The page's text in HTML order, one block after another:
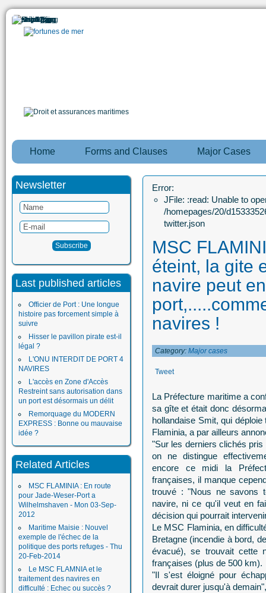
Home Forms and Clauses Major Cases
Newsletter
Last published articles
Officier de Port : Une longue
histoire pas forcement simple à
suivre
Hisser le pavillon pirate est-il
légal ?
L'ONU INTERDIT DE PORT 4
NAVIRES
L'accès en Zone d'Accès
Restreint sans autorisation dans
un port est désormais un délit
Remorquage du MODERN
EXPRESS : Bonne ou mauvaise
idée ?
Related Articles
MSC FLAMINIA : En route
pour Jade-Weser-Port a
Wilhelmshaven - Mon 03-Sep-
2012
Maritime Maisie : Nouvel
exemple de l'échec de la
politique des ports refuges - Thu
20-Feb-2014
Le MSC FLAMNIA et le
traitement des navires en
difficulté : Echec ou succès ?
Error:
JFile: :read: Unable to
/homepages/20/
twitter.json
MSC
éteint, la gite
navire peut
navires !
Category: Major cases
Tweet
La Préfecture maritime a
sa gîte et était donc
hollandaise Smit, qui
Flaminia, a par ailleurs
"Sur les derniers clichés
on ne distingue
encore ce midi la
françaises, il manque
trouvé : "Nous ne savons
navire, ni ce qu'il veut en
décision qui pourrait
Le MSC Flaminia, en
Bretagne (incendie à bord,
évacué), se trouvait cette
françaises (plus de 500 km).
"Il s'est éloigné pour
devrait durer jusqu'à